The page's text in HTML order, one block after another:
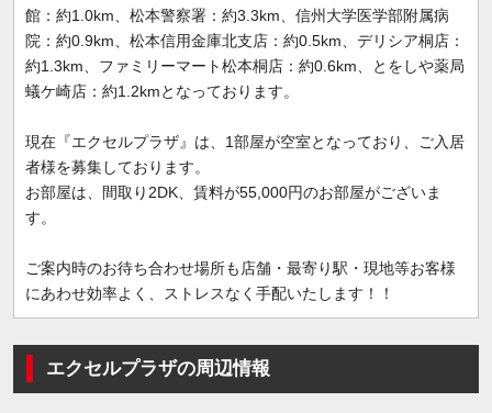
館：約1.0km、松本警察署：約3.3km、信州大学医学部附属病
院：約0.9km、松本信用金庫北支店：約0.5km、デリシア桐店：
約1.3km、ファミリーマート松本桐店：約0.6km、とをしや薬局
蟻ケ崎店：約1.2kmとなっております。
現在『エクセルプラザ』は、1部屋が空室となっており、ご入居
者様を募集しております。
お部屋は、間取り2DK、賃料が55,000円のお部屋がございま
す。
ご案内時のお待ち合わせ場所も店舗・最寄り駅・現地等お客様
にあわせ効率よく、ストレスなく手配いたします！！
エクセルプラザの周辺情報